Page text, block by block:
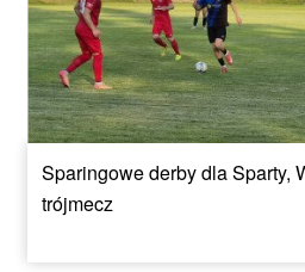
Sparingowe derby dla Sparty,
trójmecz